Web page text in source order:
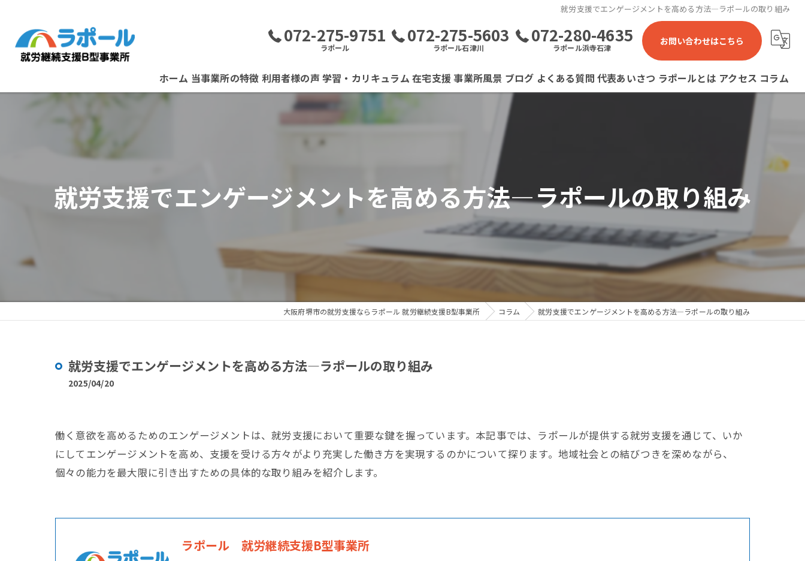
就労支援でエンゲージメントを高める方法—ラポールの取り組み
072-275-9751
ラポール
072-275-5603
ラポール石津川
072-280-4635
ラポール浜寺石津
お問い合わせはこちら
ホーム 当事業所の特徴
B型事業所
堺市の就労支援
利用者様の声 学習・カリキュラム 在宅支援 事業所風景 ブログ よくある質問 代表あいさつ ラポールとは アクセス
ラポール石津川 就労継続支援B型事業所
ラポール浜寺石津 就労継続支援B型事業所
コラム
就労支援でエンゲージメントを高める方法—ラポールの取り組み
大阪府堺市の就労支援ならラポール 就労継続支援B型事業所 コラム 就労支援でエンゲージメントを高める方法—ラポールの取り組み
就労支援でエンゲージメントを高める方法—ラポールの取り組み
2025/04/20
働く意欲を高めるためのエンゲージメントは、就労支援において重要な鍵を握っています。本記事では、ラポールが提供する就労支援を通じて、いか
にしてエンゲージメントを高め、支援を受ける方々がより充実した働き方を実現するのかについて探ります。地域社会との結びつきを深めながら、
個々の能力を最大限に引き出すための具体的な取り組みを紹介します。
ラポール 就労継続支援B型事業所